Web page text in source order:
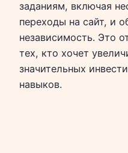
заданиям, включая
переходы на сайт, и
независимость. Это
тех, кто хочет
значительных
навыков.